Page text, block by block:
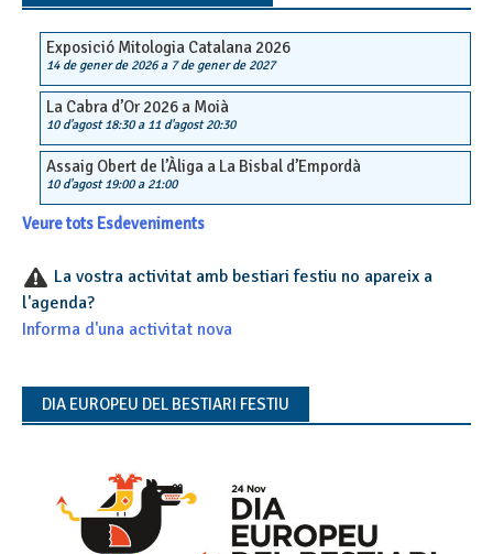
Exposició Mitologia Catalana 2026
14 de gener de 2026a 7 de gener de 2027
La Cabra d’Or 2026 a Moià
10 d'agost 18:30a 11 d'agost 20:30
Assaig Obert de l’Àliga a La Bisbal d’Empordà
10 d'agost 19:00a 21:00
Veure tots Esdeveniments
La vostra activitat amb bestiari festiu no apareix a
l'agenda?
Informa d'una activitat nova
DIA EUROPEU DEL BESTIARI FESTIU